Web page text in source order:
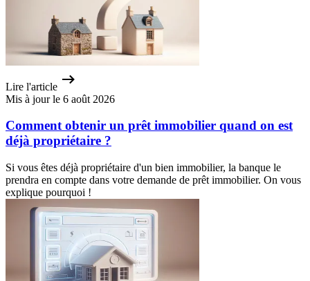
Lire l'article
Mis à jour le 6 août 2026
Comment obtenir un prêt immobilier quand on est
déjà propriétaire ?
Si vous êtes déjà propriétaire d'un bien immobilier, la banque le
prendra en compte dans votre demande de prêt immobilier. On vous
explique pourquoi !